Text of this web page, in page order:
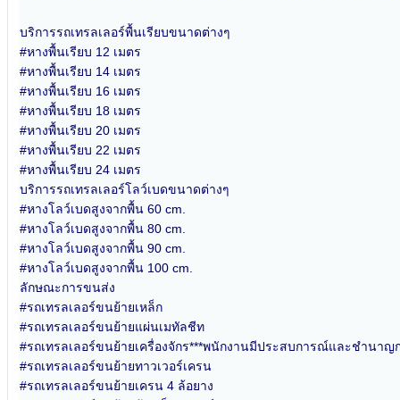
บริการรถเทรลเลอร์พื้นเรียบขนาดต่างๆ
#หางพื้นเรียบ 12 เมตร
#หางพื้นเรียบ 14 เมตร
#หางพื้นเรียบ 16 เมตร
#หางพื้นเรียบ 18 เมตร
#หางพื้นเรียบ 20 เมตร
#หางพื้นเรียบ 22 เมตร
#หางพื้นเรียบ 24 เมตร
บริการรถเทรลเลอร์โลว์เบดขนาดต่างๆ
#หางโลว์เบดสูงจากพื้น 60 cm.
#หางโลว์เบดสูงจากพื้น 80 cm.
#หางโลว์เบดสูงจากพื้น 90 cm.
#หางโลว์เบดสูงจากพื้น 100 cm.
ลักษณะการขนส่ง
#รถเทรลเลอร์ขนย้ายเหล็ก
#รถเทรลเลอร์ขนย้ายแผ่นเมทัลชีท
#รถเทรลเลอร์ขนย้ายเครื่องจักร***พนักงานมีประสบการณ์และชำนาญ
#รถเทรลเลอร์ขนย้ายทาวเวอร์เครน
#รถเทรลเลอร์ขนย้ายเครน 4 ล้อยาง